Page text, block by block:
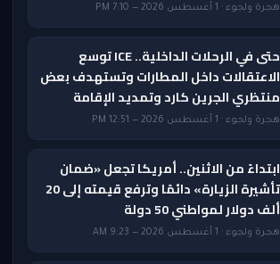
هجرة ولجوء · 1 أغسطس 2026 — 7:10 PM
حتى في الرحلات الداخلية.. ICE توسع
الاعتقالات داخل المطارات وتستهدف بعض
منتظري الجرين كارد وتمديد الإقامة
هجرة ولجوء · 1 أغسطس 2026 — 12:51 PM
ابتداءً من الاثنين.. أمريكا تجعل «ضمان
تأشيرة الزيارة» دائمًا وترفع قيمته إلى 20
ألف دولار لمواطني 50 دولة
هجرة ولجوء · 1 أغسطس 2026 — 9:23 AM